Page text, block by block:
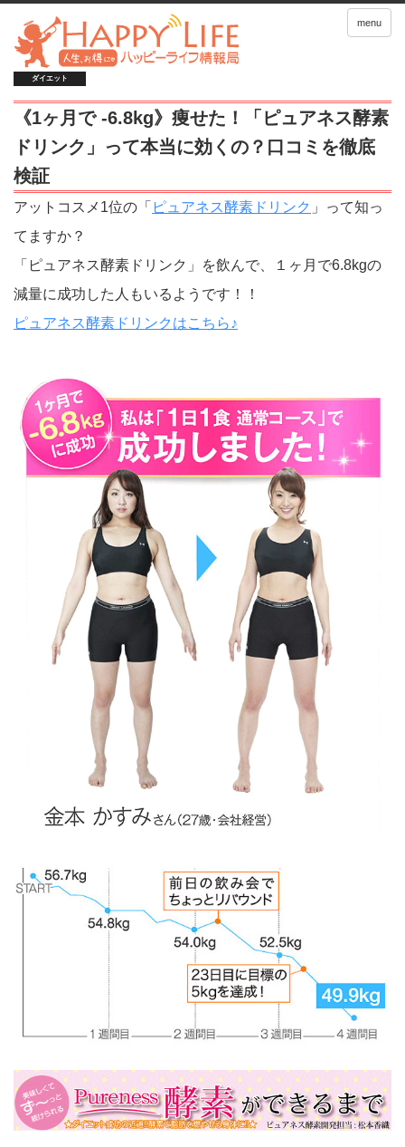
menu
ダイエット
《1ヶ月で -6.8kg》痩せた！「ピュアネス酵素
ドリンク」って本当に効くの？口コミを徹底
検証
アットコスメ1位の「 ピュアネス酵素ドリンク 」って知っ
てますか？
「ピュアネス酵素ドリンク」を飲んで、１ヶ月で6.8kgの
減量に成功した人もいるようです！！
ピュアネス酵素ドリンクはこちら♪